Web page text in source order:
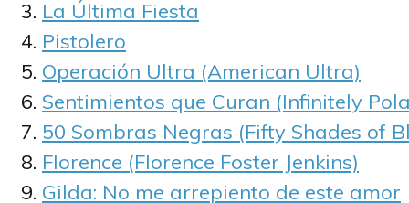
La Última Fiesta
Pistolero
Operación Ultra (American Ultra)
Sentimientos que Curan (Infinitely
50 Sombras Negras (Fifty Shades of
Florence (Florence Foster Jenkins)
Gilda: No me arrepiento de este amor